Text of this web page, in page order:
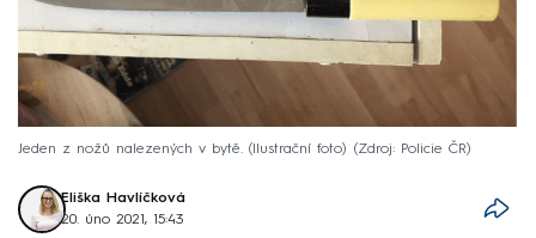
Jeden z nožů nalezených v bytě. (Ilustrační foto) Zdroj: Policie ČR
Eliška Havlíčková
20. úno 2021, 15:43